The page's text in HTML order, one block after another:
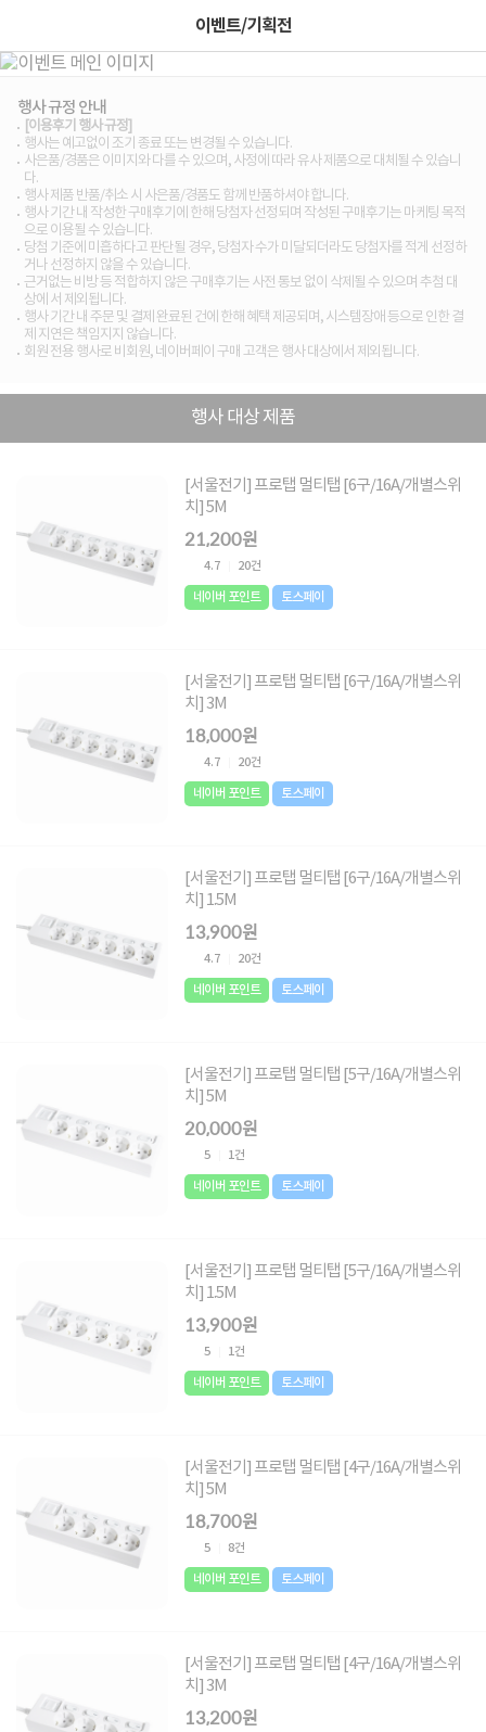
이벤트/기획전
행사 규정 안내
[이용후기 행사 규정]
행사는 예고없이 조기 종료 또는 변경될 수 있습니다.
사은품/경품은 이미지와 다를 수 있으며, 사정에 따라 유사 제품으로 대체될 수 있습니
다.
행사 제품 반품/취소 시 사은품/경품도 함께 반품하셔야 합니다.
행사 기간 내 작성한 구매후기에 한해 당첨자 선정되며 작성된 구매후기는 마케팅 목적
으로 이용될 수 있습니다.
당첨 기준에 미흡하다고 판단될 경우, 당첨자 수가 미달되더라도 당첨자를 적게 선정하
거나 선정하지 않을 수 있습니다.
근거없는 비방 등 적합하지 않은 구매후기는 사전 통보 없이 삭제될 수 있으며 추첨 대
상에 서 제외됩니다.
행사 기간 내 주문 및 결제 완료된 건에 한해 혜택 제공되며, 시스템장애 등으로 인한 결
제 지연은 책임지지 않습니다.
회원 전용 행사로 비회원, 네이버페이 구매 고객은 행사 대상에서 제외됩니다.
행사 대상 제품
[서울전기] 프로탭 멀티탭 [6구/16A/개별스위
치] 5M
21,200원
4.7 20건
네이버 포인트 토스페이
[서울전기] 프로탭 멀티탭 [6구/16A/개별스위
치] 3M
18,000원
4.7 20건
네이버 포인트 토스페이
[서울전기] 프로탭 멀티탭 [6구/16A/개별스위
치] 1.5M
13,900원
4.7 20건
네이버 포인트 토스페이
[서울전기] 프로탭 멀티탭 [5구/16A/개별스위
치] 5M
20,000원
5 1건
네이버 포인트 토스페이
[서울전기] 프로탭 멀티탭 [5구/16A/개별스위
치] 1.5M
13,900원
5 1건
네이버 포인트 토스페이
[서울전기] 프로탭 멀티탭 [4구/16A/개별스위
치] 5M
18,700원
5 8건
네이버 포인트 토스페이
[서울전기] 프로탭 멀티탭 [4구/16A/개별스위
치] 3M
13,200원